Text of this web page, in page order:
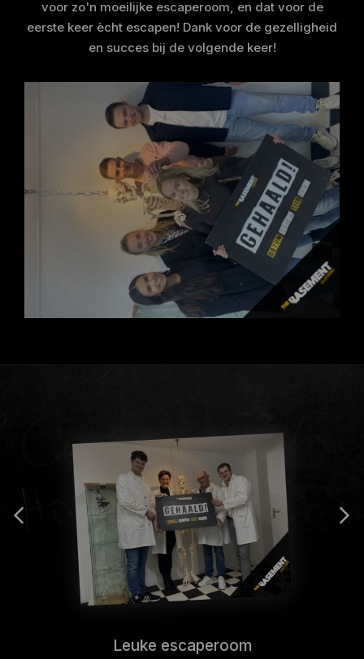
voor zo'n moeilijke escaperoom, en dat voor de
eerste keer ècht escapen! Dank voor de gezelligheid
en succes bij de volgende keer!
Leuke escaperoom